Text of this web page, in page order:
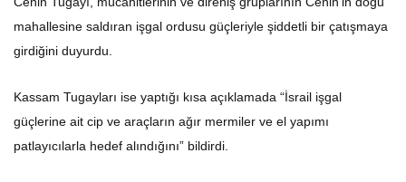
mahallesine saldıran işgal ordusu güçleriyle şiddetli bir çatışmaya
girdiğini duyurdu.
Kassam Tugayları ise yaptığı kısa açıklamada “İsrail işgal
güçlerine ait cip ve araçların ağır mermiler ve el yapımı
patlayıcılarla hedef alındığını” bildirdi.